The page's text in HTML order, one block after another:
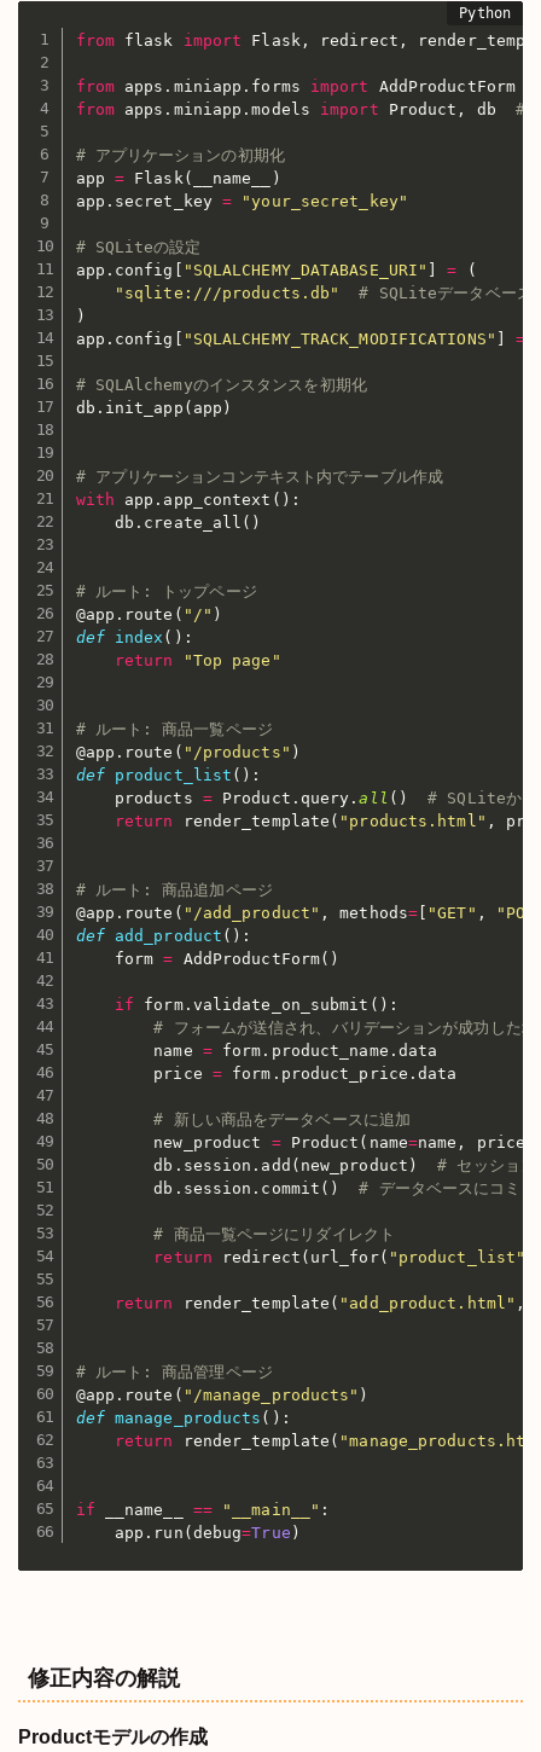
from flask import Flask , redirect ,
from apps . miniapp . forms import
from apps . miniapp .models import Product , db #
# アプリケーションの初期化
app = Flask ( __name__
)
app . secret_key = "your_secret_key"
# SQLiteの設定
app . config [ "SQLALCHEMY_DATABASE_URI" ] =
(
"sqlite:///products.db"
# SQLiteデータベース
)
app . config [ "SQLALCHEMY_TRACK_MODIFICATIONS" ] =
# SQLAlchemyのインスタンスを初期化
db . init_app ( app )
# アプリケーションコンテキスト内でテーブル作成
with app . app_context ( ) :
    db
. create_all ( )
# ルート: トップページ
@app . route ( "/" )
def
index ( ) :
return
"Top page"
# ルート: 商品一覧ページ
@app . route ( "/products" )
def
product_list ( ) :
    products
= Product . query .all ( )
# SQLiteから
return
render_template ( "products.html" ,
# ルート: 商品追加ページ
@app . route ( "/add_product" , methods= [ "GET" ,
def
add_product ( ) :
    form
= AddProductForm( )
if form. validate_on_submit ( ) :
# フォームが送信され、バリデーションが成功した場
        name
= form . product_name . data
        price
= form . product_price .data
# 新しい商品をデータベースに追加
        new_product
= Product ( name=name , price
        db
. session . add ( new_product )
# セッション
        db
. session . commit ( ) # データベースにコミッ
# 商品一覧ページにリダイレクト
return redirect ( url_for( "product_list"
return render_template ( "add_product.html" ,
# ルート: 商品管理ページ
@app . route ( "/manage_products" )
def manage_products ( ) :
return
render_template (
if __name__ == "__main__" :
    app
. run (debug=True )
修正内容の解説
Productモデルの作成